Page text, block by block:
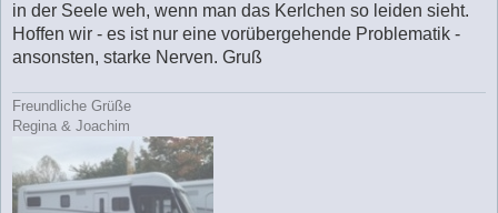
in der Seele weh, wenn man das Kerlchen so leiden sieht.
Hoffen wir - es ist nur eine vorübergehende Problematik -
ansonsten, starke Nerven. Gruß
Freundliche Grüße
Regina & Joachim